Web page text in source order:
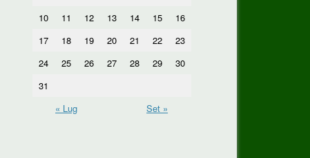
10
11 12 13 14 15
16
17
18 19 20 21 22
23
24
25 26 27 28 29
30
31
« Lug
Set »